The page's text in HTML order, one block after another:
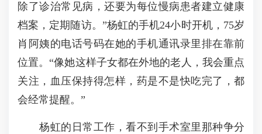
除了诊治常见病，还要为每位慢病患者建立健康
档案，定期随访。”杨虹的手机24小时开机，75岁
肖阿姨的电话号码在她的手机通讯录里排在靠前
位置。“像她这样子女都在外地的老人，我会重点
关注，血压保持得怎样，药是不是快吃完了，都
会经常提醒。”
杨虹的日常工作，看不到手术室里那种争分